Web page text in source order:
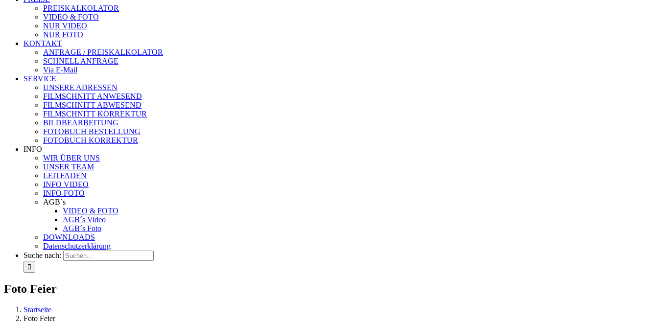
PREISKALKOLATOR
VIDEO & FOTO
NUR VIDEO
NUR FOTO
KONTAKT
ANFRAGE / PREISKALKOLATOR
SCHNELL ANFRAGE
Via E-Mail
SERVICE
UNSERE ADRESSEN
FILMSCHNITT ANWESEND
FILMSCHNITT ABWESEND
FILMSCHNITT KORREKTUR
BILDBEARBEITUNG
FOTOBUCH BESTELLUNG
FOTOBUCH KORREKTUR
INFO
WIR ÜBER UNS
UNSER TEAM
LEITFADEN
INFO VIDEO
INFO FOTO
AGB´s
VIDEO & FOTO
AGB´s Video
AGB´s Foto
DOWNLOADS
Datenschutzerklärung
Suche nach:
Foto Feier
Startseite
Foto Feier